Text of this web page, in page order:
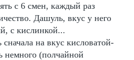
с 6 смен, каждый раз
Дашуль, вкус у него
с кислинкой...
на вкус кисловатой-
немного (полчайной